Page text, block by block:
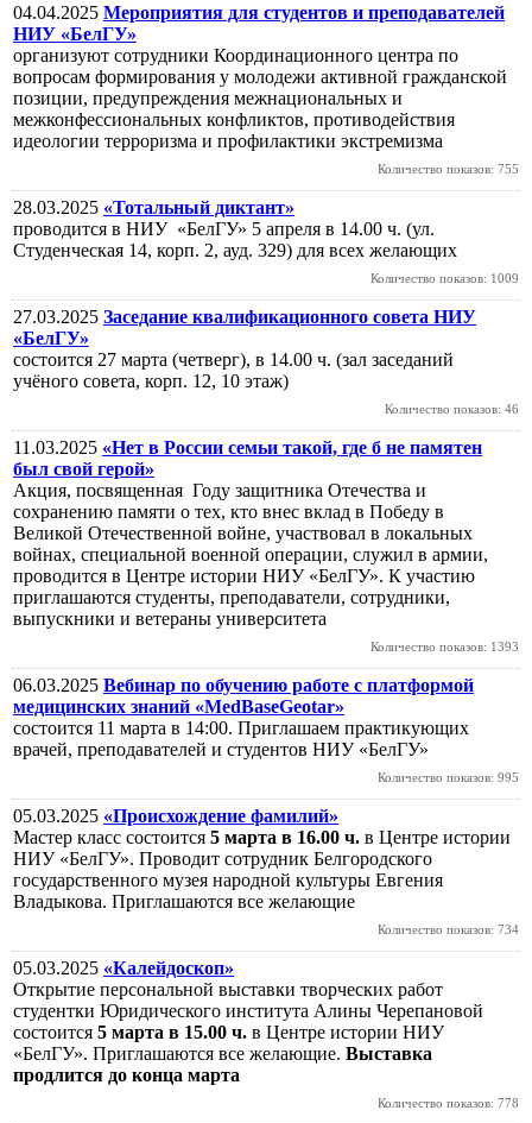
04.04.2025 Мероприятия для студентов и преподавателей
НИУ «БелГУ»
организуют сотрудники Координационного центра по
вопросам формирования у молодежи активной гражданской
позиции, предупреждения межнациональных и
межконфессиональных конфликтов, противодействия
идеологии терроризма и профилактики экстремизма
Количество показов: 755
28.03.2025 «Тотальный диктант»
проводится в НИУ «БелГУ» 5 апреля в 14.00 ч. (ул.
Студенческая 14, корп. 2, ауд. 329) для всех желающих
Количество показов: 1009
27.03.2025 Заседание квалификационного совета НИУ
«БелГУ»
состоится 27 марта (четверг), в 14.00 ч. (зал заседаний
учёного совета, корп. 12, 10 этаж)
Количество показов: 46
11.03.2025 «Нет в России семьи такой, где б не памятен
был свой герой»
Акция, посвященная Году защитника Отечества и
сохранению памяти о тех, кто внес вклад в Победу в
Великой Отечественной войне, участвовал в локальных
войнах, специальной военной операции, служил в армии,
проводится в Центре истории НИУ «БелГУ». К участию
приглашаются студенты, преподаватели, сотрудники,
выпускники и ветераны университета
Количество показов: 1393
06.03.2025 Вебинар по обучению работе с платформой
медицинских знаний «MedBaseGeotar»
состоится 11 марта в 14:00. Приглашаем практикующих
врачей, преподавателей и студентов НИУ «БелГУ»
Количество показов: 995
05.03.2025 «Происхождение фамилий»
Мастер класс состоится 5 марта в 16.00 ч. в Центре истории
НИУ «БелГУ». Проводит сотрудник Белгородского
государственного музея народной культуры Евгения
Владыкова. Приглашаются все желающие
Количество показов: 734
05.03.2025 «Калейдоскоп»
Открытие персональной выставки творческих работ
студентки Юридического института Алины Черепановой
состоится 5 марта в 15.00 ч. в Центре истории НИУ
«БелГУ». Приглашаются все желающие. Выставка
продлится до конца марта
Количество показов: 778